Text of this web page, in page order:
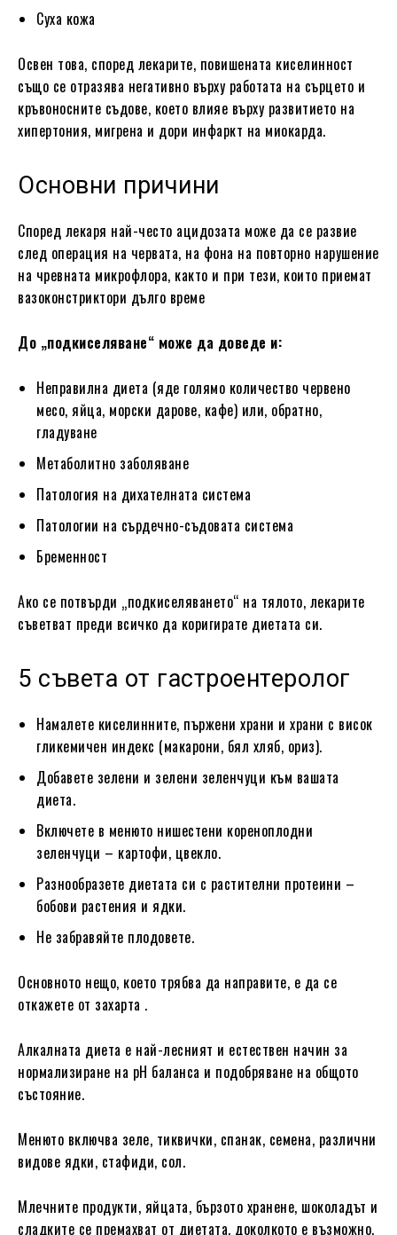
Суха кожа
Освен това, според лекарите, повишената киселинност
също се отразява негативно върху работата на сърцето и
кръвоносните съдове, което влияе върху развитието на
хипертония, мигрена и дори инфаркт на миокарда.
Основни причини
Според лекаря най-често ацидозата може да се развие
след операция на червата, на фона на повторно нарушение
на чревната микрофлора, както и при тези, които приемат
вазоконстриктори дълго време
До „подкиселяване“ може да доведе и:
Неправилна диета (яде голямо количество червено
месо, яйца, морски дарове, кафе) или, обратно,
гладуване
Метаболитно заболяване
Патология на дихателната система
Патологии на сърдечно-съдовата система
Бременност
Ако се потвърди „подкиселяването“ на тялото, лекарите
съветват преди всичко да коригирате диетата си.
5 съвета от гастроентеролог
Намалете киселинните, пържени храни и храни с висок
гликемичен индекс (макарони, бял хляб, ориз).
Добавете зелени и зелени зеленчуци към вашата
диета.
Включете в менюто нишестени кореноплодни
зеленчуци – картофи, цвекло.
Разнообразете диетата си с растителни протеини –
бобови растения и ядки.
Не забравяйте плодовете.
Основното нещо, което трябва да направите, е да се
откажете от захарта .
Алкалната диета е най-лесният и естествен начин за
нормализиране на pH баланса и подобряване на общото
състояние.
Менюто включва зеле, тиквички, спанак, семена, различни
видове ядки, стафиди, сол.
Млечните продукти, яйцата, бързото хранене, шоколадът и
сладките се премахват от диетата, доколкото е възможно.